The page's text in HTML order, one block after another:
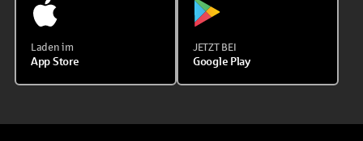
Laden im
App Store
JETZT BEI
Google Play